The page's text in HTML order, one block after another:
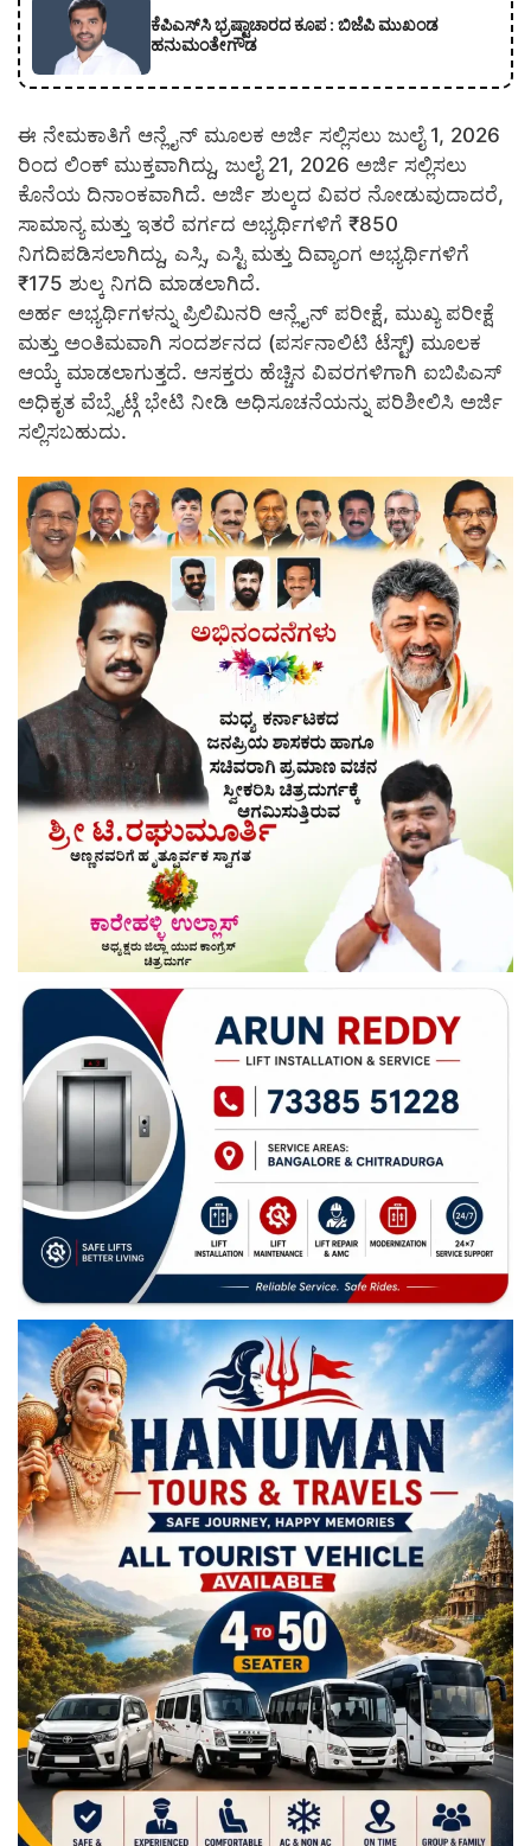
ಕೆಪಿಎಸ್‍ಸಿ ಭ್ರಷ್ಟಾಚಾರದ ಕೂಪ : ಬಿಜೆಪಿ ಮುಖಂಡ
ಹನುಮಂತೇಗೌಡ
ಈ ನೇಮಕಾತಿಗೆ ಆನ್ಲೈನ್ ಮೂಲಕ ಅರ್ಜಿ ಸಲ್ಲಿಸಲು ಜುಲೈ 1, 2026
ರಿಂದ ಲಿಂಕ್ ಮುಕ್ತವಾಗಿದ್ದು, ಜುಲೈ 21, 2026 ಅರ್ಜಿ ಸಲ್ಲಿಸಲು
ಕೊನೆಯ ದಿನಾಂಕವಾಗಿದೆ. ಅರ್ಜಿ ಶುಲ್ಕದ ವಿವರ ನೋಡುವುದಾದರೆ,
ಸಾಮಾನ್ಯ ಮತ್ತು ಇತರೆ ವರ್ಗದ ಅಭ್ಯರ್ಥಿಗಳಿಗೆ ₹850
ನಿಗದಿಪಡಿಸಲಾಗಿದ್ದು, ಎಸ್ಸಿ, ಎಸ್ಟಿ ಮತ್ತು ದಿವ್ಯಾಂಗ ಅಭ್ಯರ್ಥಿಗಳಿಗೆ
₹175 ಶುಲ್ಕ ನಿಗದಿ ಮಾಡಲಾಗಿದೆ.
ಅರ್ಹ ಅಭ್ಯರ್ಥಿಗಳನ್ನು ಪ್ರಿಲಿಮಿನರಿ ಆನ್ಲೈನ್ ಪರೀಕ್ಷೆ, ಮುಖ್ಯ ಪರೀಕ್ಷೆ
ಮತ್ತು ಅಂತಿಮವಾಗಿ ಸಂದರ್ಶನದ (ಪರ್ಸನಾಲಿಟಿ ಟೆಸ್ಟ್) ಮೂಲಕ
ಆಯ್ಕೆ ಮಾಡಲಾಗುತ್ತದೆ. ಆಸಕ್ತರು ಹೆಚ್ಚಿನ ವಿವರಗಳಿಗಾಗಿ ಐಬಿಪಿಎಸ್
ಅಧಿಕೃತ ವೆಬ್ಸೈಟ್ಗೆ ಭೇಟಿ ನೀಡಿ ಅಧಿಸೂಚನೆಯನ್ನು ಪರಿಶೀಲಿಸಿ ಅರ್ಜಿ
ಸಲ್ಲಿಸಬಹುದು.